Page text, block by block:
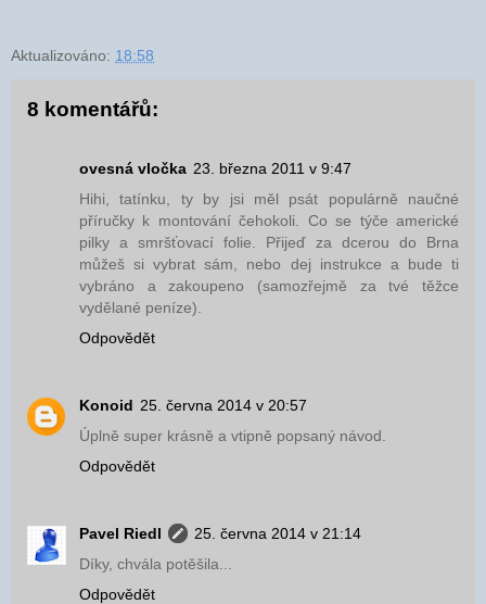
Aktualizováno: 18:58
8 komentářů:
ovesná vločka 23. března 2011 v 9:47
Hihi, tatínku, ty by jsi měl psát populárně naučné
příručky k montování čehokoli. Co se týče americké
pilky a smršťovací folie. Přijeď za dcerou do Brna
můžeš si vybrat sám, nebo dej instrukce a bude ti
vybráno a zakoupeno (samozřejmě za tvé těžce
vydělané peníze).
Odpovědět
Konoid 25. června 2014 v 20:57
Úplně super krásně a vtipně popsaný návod.
Odpovědět
Pavel Riedl
25. června 2014 v 21:14
Díky, chvála potěšila...
Odpovědět